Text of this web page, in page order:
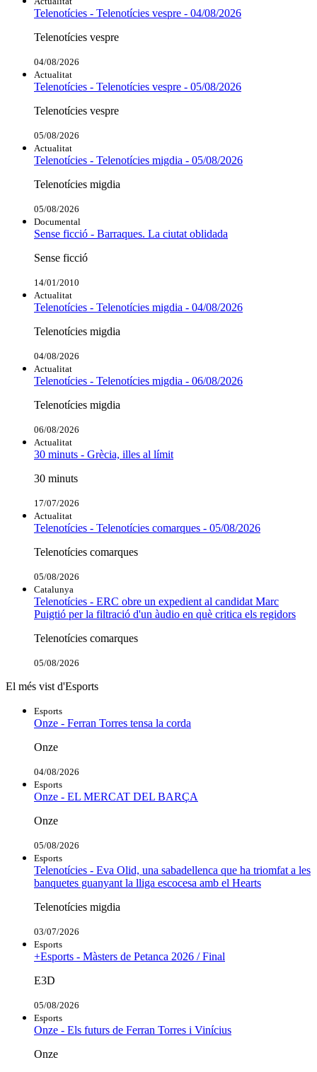
Telenotícies - Telenotícies vespre - 04/08/2026
Telenotícies vespre
04/08/2026
Actualitat
Telenotícies - Telenotícies vespre - 05/08/2026
Telenotícies vespre
05/08/2026
Actualitat
Telenotícies - Telenotícies migdia - 05/08/2026
Telenotícies migdia
05/08/2026
Documental
Sense ficció - Barraques. La ciutat oblidada
Sense ficció
14/01/2010
Actualitat
Telenotícies - Telenotícies migdia - 04/08/2026
Telenotícies migdia
04/08/2026
Actualitat
Telenotícies - Telenotícies migdia - 06/08/2026
Telenotícies migdia
06/08/2026
Actualitat
30 minuts - Grècia, illes al límit
30 minuts
17/07/2026
Actualitat
Telenotícies - Telenotícies comarques - 05/08/2026
Telenotícies comarques
05/08/2026
Catalunya
Telenotícies - ERC obre un expedient al candidat Marc
Puigtió per la filtració d'un àudio en què critica els regidors
Telenotícies comarques
05/08/2026
El més vist d'Esports
Esports
Onze - Ferran Torres tensa la corda
Onze
04/08/2026
Esports
Onze - EL MERCAT DEL BARÇA
Onze
05/08/2026
Esports
Telenotícies - Eva Olid, una sabadellenca que ha triomfat a les
banquetes guanyant la lliga escocesa amb el Hearts
Telenotícies migdia
03/07/2026
Esports
+Esports - Màsters de Petanca 2026 / Final
E3D
05/08/2026
Esports
Onze - Els futurs de Ferran Torres i Vinícius
Onze